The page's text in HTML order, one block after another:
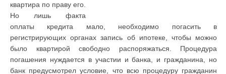
квартира по праву его.
Но лишь факта
оплаты кредита мало, необходимо погасить в
регистрирующих органах запись об ипотеке, чтобы можно
было квартирой свободно распоряжаться. Процедура
погашения нуждается в участии и банка, и гражданина, но
банк предусмотрел условие, что всю процедуру гражданин